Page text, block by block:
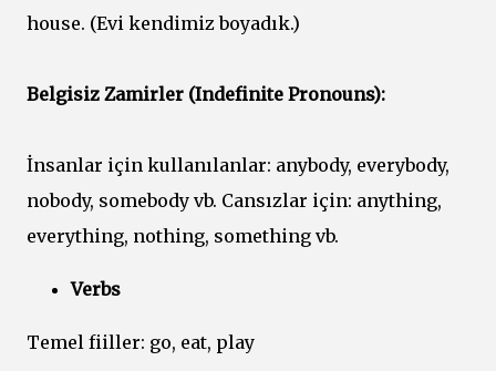
house. (Evi kendimiz boyadık.)
Belgisiz Zamirler (Indefinite Pronouns):
İnsanlar için kullanılanlar: anybody, everybody,
nobody, somebody vb. Cansızlar için: anything,
everything, nothing, something vb.
Verbs
Temel fiiller: go, eat, play